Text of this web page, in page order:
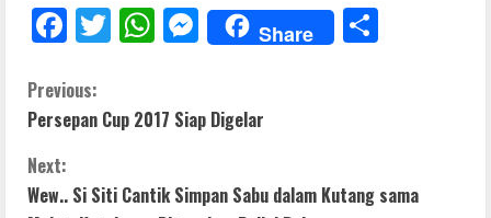
F
e
b
o
T
er
W
s
p
M
e
e
g
Share
C
o
n
Previous:
Persepan Cup 2017 Siap Digelar
Next:
Wew.. Si Siti Cantik Simpan Sabu dalam Kutang sama